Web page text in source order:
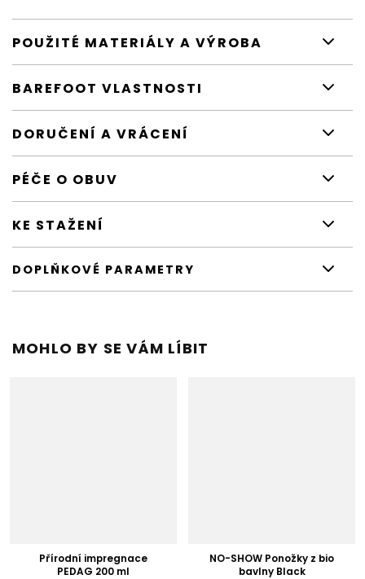
POUŽITÉ MATERIÁLY A VÝROBA
BAREFOOT VLASTNOSTI
DORUČENÍ A VRÁCENÍ
PÉČE O OBUV
KE STAŽENÍ
DOPLŇKOVÉ PARAMETRY
MOHLO BY SE VÁM LÍBIT
Přírodní impregnace
PEDAG 200 ml
NO-SHOW Ponožky z bio
bavlny Black